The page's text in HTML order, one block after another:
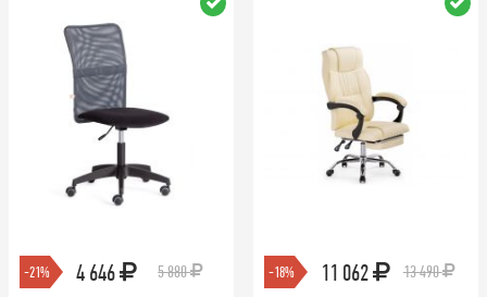
-21% 4 646 5 880 -18% 11 062 13 490